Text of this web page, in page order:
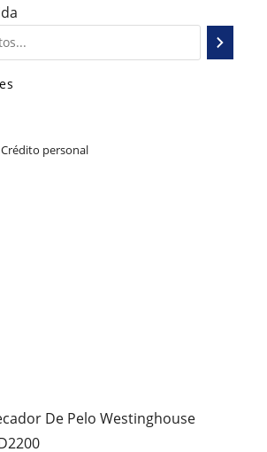
personal
De Pelo Westinghouse